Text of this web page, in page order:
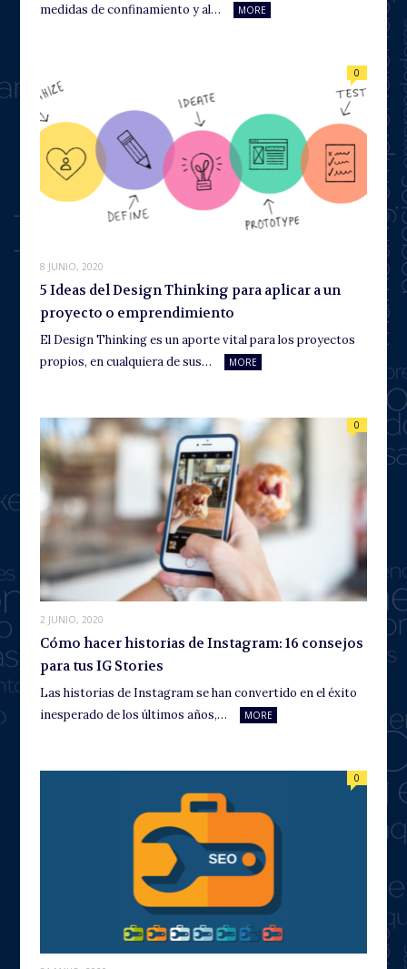
medidas de confinamiento y al… MORE
8 JUNIO, 2020
0
5 Ideas del Design Thinking para aplicar a un
proyecto o emprendimiento
El Design Thinking es un aporte vital para los proyectos
propios, en cualquiera de sus…
MORE
2 JUNIO, 2020
0
Cómo hacer historias de Instagram: 16 consejos
para tus IG Stories
Las historias de Instagram se han convertido en el éxito
inesperado de los últimos años,…
MORE
0